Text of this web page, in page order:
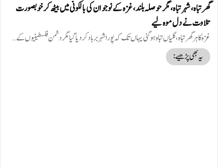
گھر تباہ، شہر تباہ، مگر حوصلہ بلند، غزہ کے نوجوان کی بالکونی میں بیٹھ کر خوبصورت
تلاوت نے دل موہ لیے
غزہ کا ہر گھر تباہ، گلیاں تباہ ہوگئی یہاں تک کہ پورا شہر برباد کردیا گیا مگر دشمن فلسطینیوں کے…
یہ بھی پڑھیے: